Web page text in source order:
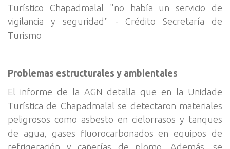
Turístico Chapadmalal "no había un servicio de
vigilancia y seguridad" - Crédito Secretaría de
Turismo
Problemas estructurales y ambientales
El informe de la AGN detalla que en la Unidade
Turística de Chapadmalal se detectaron materiales
peligrosos como asbesto en cielorrasos y tanques
de agua, gases fluorocarbonados en equipos de